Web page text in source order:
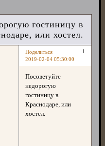
гостиницу в
или хостел.
Поделиться
1
2019-02-04 05:30:00
Посоветуйте
недорогую
гостиницу в
Краснодаре, или
хостел.